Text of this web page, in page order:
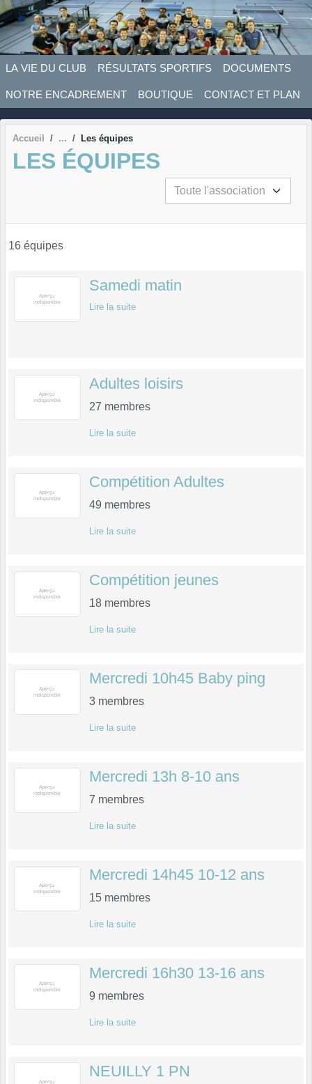
LA VIE DU CLUB RÉSULTATS SPORTIFS DOCUMENTS
NOTRE ENCADREMENT BOUTIQUE CONTACT ET PLAN
Accueil Les équipes
LES ÉQUIPES
16 équipes
Samedi matin
Lire la suite
Adultes loisirs
27 membres
Lire la suite
Compétition Adultes
49 membres
Lire la suite
Compétition jeunes
18 membres
Lire la suite
Mercredi 10h45 Baby ping
3 membres
Lire la suite
Mercredi 13h 8-10 ans
7 membres
Lire la suite
Mercredi 14h45 10-12 ans
15 membres
Lire la suite
Mercredi 16h30 13-16 ans
9 membres
Lire la suite
NEUILLY 1 PN
Panneau de gestion des cookies